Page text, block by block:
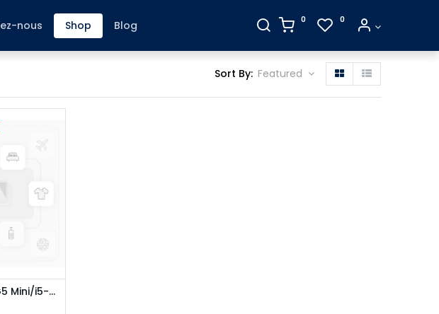
nous Shop Blog 0 0
Sort By: Featured
EliteDesk 800 G5 Mini/i5-9500T/8GB RAM/256GB SSD/W10P_Grade A